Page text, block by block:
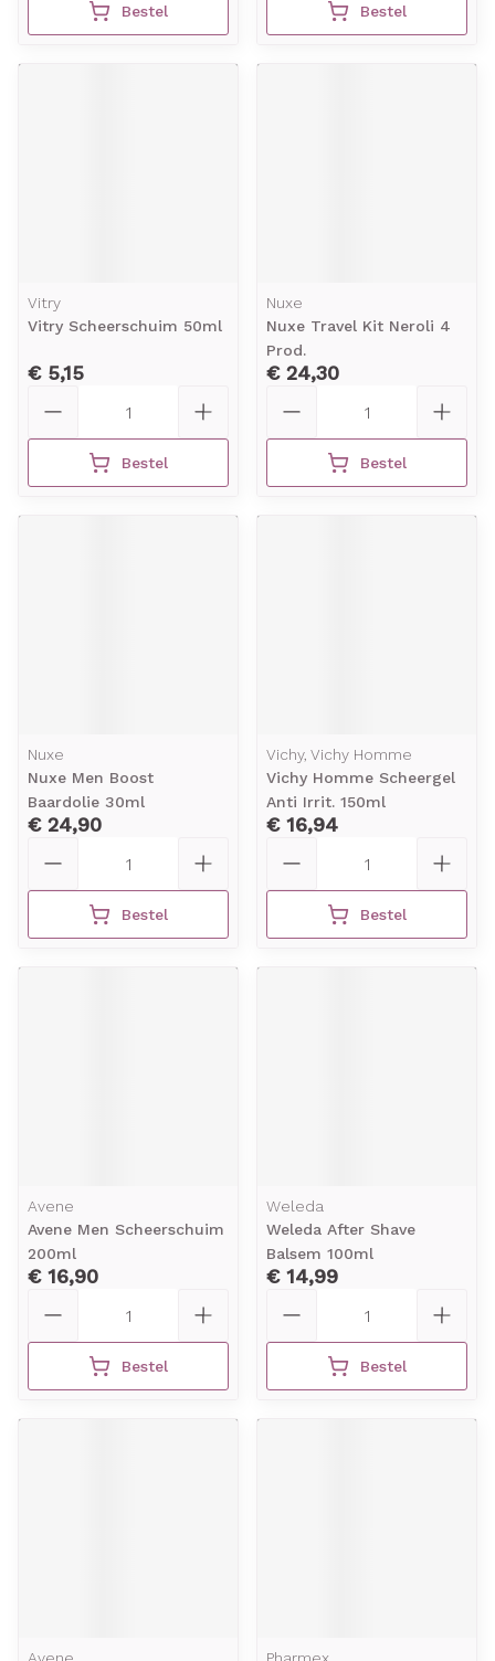
Bestel Bestel
Vitry
Vitry Scheerschuim 50ml
€ 5,15
Bestel
Nuxe
Nuxe Travel Kit Neroli 4
Prod.
€ 24,30
Bestel
Nuxe
Nuxe Men Boost
Baardolie 30ml
€ 24,90
Bestel
Vichy, Vichy Homme
Vichy Homme Scheergel
Anti Irrit. 150ml
€ 16,94
Bestel
Avene
Avene Men Scheerschuim
200ml
€ 16,90
Bestel
Weleda
Weleda After Shave
Balsem 100ml
€ 14,99
Bestel